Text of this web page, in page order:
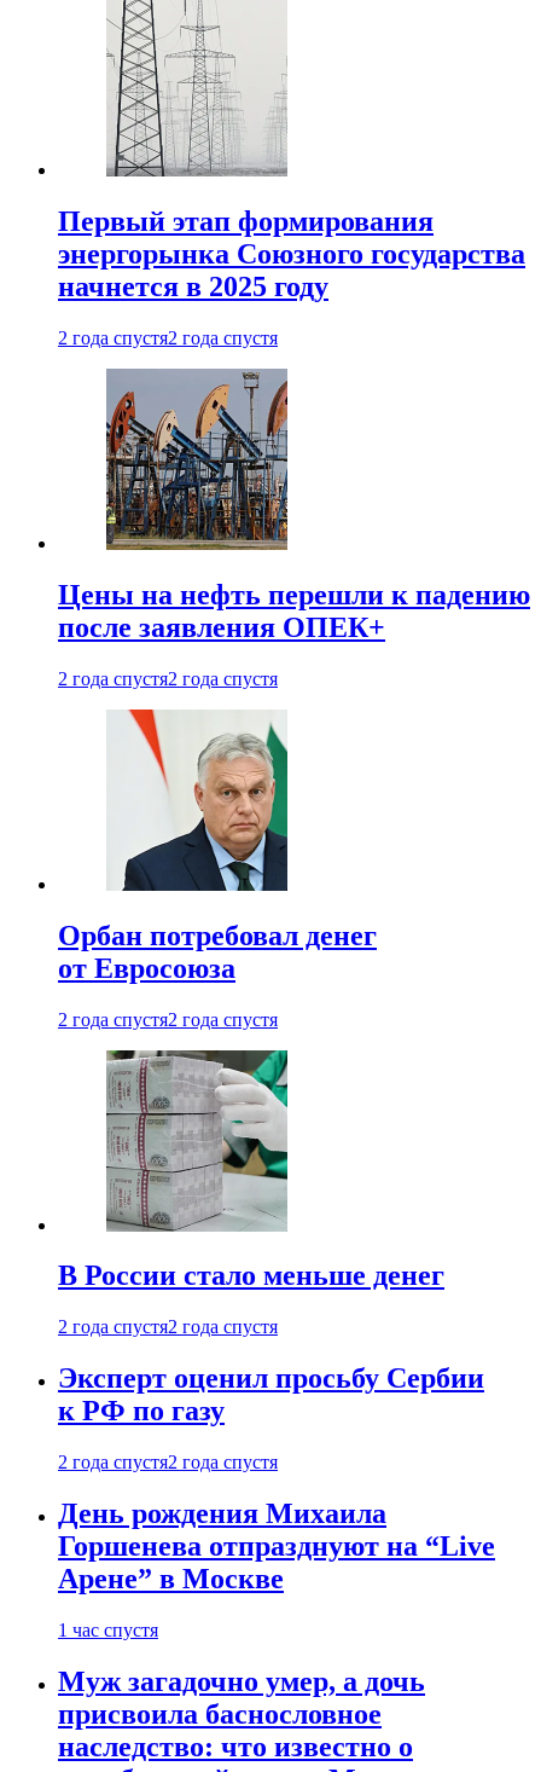
Первый этап формирования
энергорынка Союзного государства
начнется в 2025 году
2 года спустя2 года спустя
Цены на нефть перешли к падению
после заявления ОПЕК+
2 года спустя2 года спустя
Орбан потребовал денег
от Евросоюза
2 года спустя2 года спустя
В России стало меньше денег
2 года спустя2 года спустя
Эксперт оценил просьбу Сербии
к РФ по газу
2 года спустя2 года спустя
День рождения Михаила
Горшенева отпразднуют на “Live
Арене” в Москве
1 час спустя
Муж загадочно умер, а дочь
присвоила баснословное
наследство: что известно о